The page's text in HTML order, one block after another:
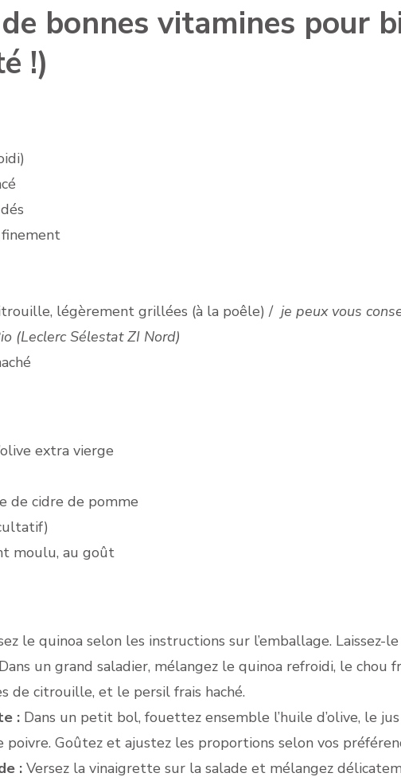
bonnes vitamines pour
!)
finement
légèrement grillées (à la poêle) / je peux vous
(Leclerc Sélestat ZI Nord)
extra vierge
de cidre de pomme
moulu, au goût
le quinoa selon les instructions sur l’emballage.
Dans un grand saladier, mélangez le quinoa refroidi, le chou
de citrouille, et le persil frais haché.
: Dans un petit bol, fouettez ensemble l’huile d’olive, le
Goûtez et ajustez les proportions selon vos
: Versez la vinaigrette sur la salade et mélangez